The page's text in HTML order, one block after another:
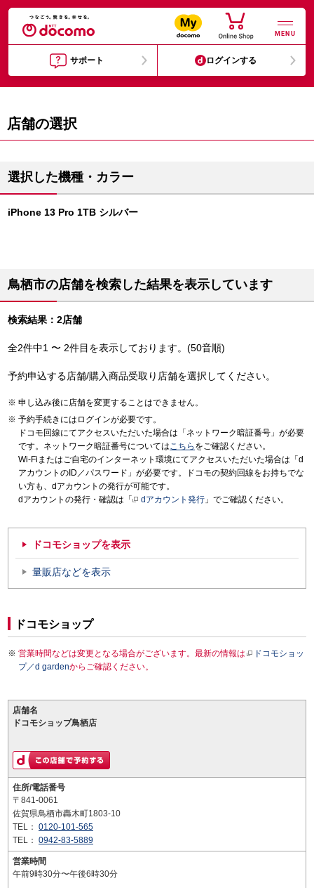
MENU
サポート ログインする
店舗の選択
選択した機種・カラー
iPhone 13 Pro 1TB シルバー
鳥栖市の店舗を検索した結果を表示しています
検索結果：2店舗
全2件中1 〜 2件目を表示しております。(50音順)
予約申込する店舗/購入商品受取り店舗を選択してください。
申し込み後に店舗を変更することはできません。
予約手続きにはログインが必要です。
ドコモ回線にてアクセスいただいた場合は「ネットワーク暗証番号」が必要
です。ネットワーク暗証番号についてはこちら をご確認ください。
Wi-Fiまたはご自宅のインターネット環境にてアクセスいただいた場合は「d
アカウントのID／パスワード」が必要です。ドコモの契約回線をお持ちでな
い方も、dアカウントの発行が可能です。
dアカウントの発行・確認は「
dアカウント発行 」でご確認ください。
ドコモショップを表示
量販店などを表示
ドコモショップ
営業時間などは変更となる場合がございます。最新の情報は
ドコモショッ
プ／d gardenからご確認ください。
店舗名
ドコモショップ鳥栖店
住所/電話番号
〒841-0061
佐賀県鳥栖市轟木町1803-10
TEL： 0120-101-565
TEL： 0942-83-5889
営業時間
午前9時30分〜午後6時30分